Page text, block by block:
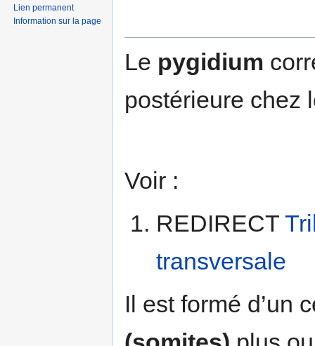
Le pygidium
postérieure chez
Voir :
REDIRECT
transversale
Il est formé d’un
Lien permanent
Information sur la page